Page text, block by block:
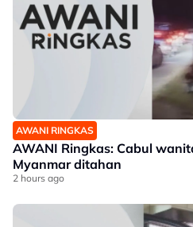
AWANI RINGKAS
AWANI Ringkas: Cabul
Myanmar ditahan
2 hours ago